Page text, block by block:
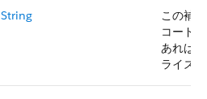
String
この補
コード
あれば
ライズ